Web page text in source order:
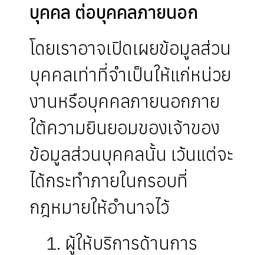
บุคคล ต่อบุคคลภายนอก
โดยเราอาจเปิดเผยข้อมูลส่วน
บุคคลเท่าที่จำเป็นให้แก่หน่วย
งานหรือบุคคลภายนอกภาย
ใต้ความยินยอมของเจ้าของ
ข้อมูลส่วนบุคคลนั้น เว้นแต่จะ
ได้กระทำภายในกรอบที่
กฎหมายให้อำนาจไว้
1. ผู้ให้บริการด้านการ